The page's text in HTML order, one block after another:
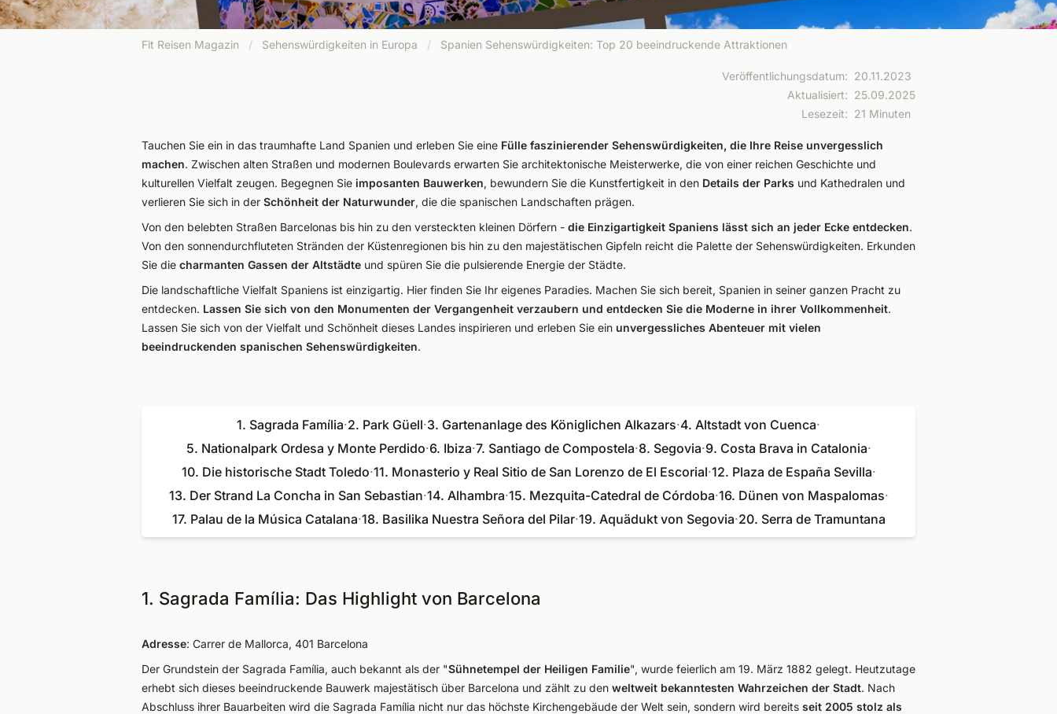
Fit Reisen Magazin / Sehenswürdigkeiten in Europa / Spanien Sehenswürdigkeiten: Top 20 beeindruckende Attraktionen
Veröffentlichungsdatum: 20.11.2023
Aktualisiert: 25.09.2025
Lesezeit: 21 Minuten
Tauchen Sie ein in das traumhafte Land Spanien und erleben Sie eine Fülle faszinierender Sehenswürdigkeiten, die Ihre Reise unvergesslich
machen. Zwischen alten Straßen und modernen Boulevards erwarten Sie architektonische Meisterwerke, die von einer reichen Geschichte und
kulturellen Vielfalt zeugen. Begegnen Sie imposanten Bauwerken, bewundern Sie die Kunstfertigkeit in den Details der Parks und Kathedralen und
verlieren Sie sich in der Schönheit der Naturwunder, die die spanischen Landschaften prägen.
Von den belebten Straßen Barcelonas bis hin zu den versteckten kleinen Dörfern - die Einzigartigkeit Spaniens lässt sich an jeder Ecke entdecken.
Von den sonnendurchfluteten Stränden der Küstenregionen bis hin zu den majestätischen Gipfeln reicht die Palette der Sehenswürdigkeiten. Erkunden
Sie die charmanten Gassen der Altstädte und spüren Sie die pulsierende Energie der Städte.
Die landschaftliche Vielfalt Spaniens ist einzigartig. Hier finden Sie Ihr eigenes Paradies. Machen Sie sich bereit, Spanien in seiner ganzen Pracht zu
entdecken. Lassen Sie sich von den Monumenten der Vergangenheit verzaubern und entdecken Sie die Moderne in ihrer Vollkommenheit.
Lassen Sie sich von der Vielfalt und Schönheit dieses Landes inspirieren und erleben Sie ein unvergessliches Abenteuer mit vielen
beeindruckenden spanischen Sehenswürdigkeiten.
1. Sagrada Família·2. Park Güell·3. Gartenanlage des Königlichen Alkazars·4. Altstadt von Cuenca·
5. Nationalpark Ordesa y Monte Perdido·6. Ibiza·7. Santiago de Compostela·8. Segovia·9. Costa Brava in Catalonia·
10. Die historische Stadt Toledo·11. Monasterio y Real Sitio de San Lorenzo de El Escorial·12. Plaza de España Sevilla·
13. Der Strand La Concha in San Sebastian·14. Alhambra·15. Mezquita-Catedral de Córdoba·16. Dünen von Maspalomas·
17. Palau de la Música Catalana·18. Basilika Nuestra Señora del Pilar·19. Aquädukt von Segovia·20. Serra de Tramuntana
1. Sagrada Família: Das Highlight von Barcelona
Adresse: Carrer de Mallorca, 401 Barcelona
Der Grundstein der Sagrada Família, auch bekannt als der "Sühnetempel der Heiligen Familie", wurde feierlich am 19. März 1882 gelegt. Heutzutage
erhebt sich dieses beeindruckende Bauwerk majestätisch über Barcelona und zählt zu den weltweit bekanntesten Wahrzeichen der Stadt. Nach
Abschluss ihrer Bauarbeiten wird die Sagrada Família nicht nur das höchste Kirchengebäude der Welt sein, sondern wird bereits seit 2005 stolz als